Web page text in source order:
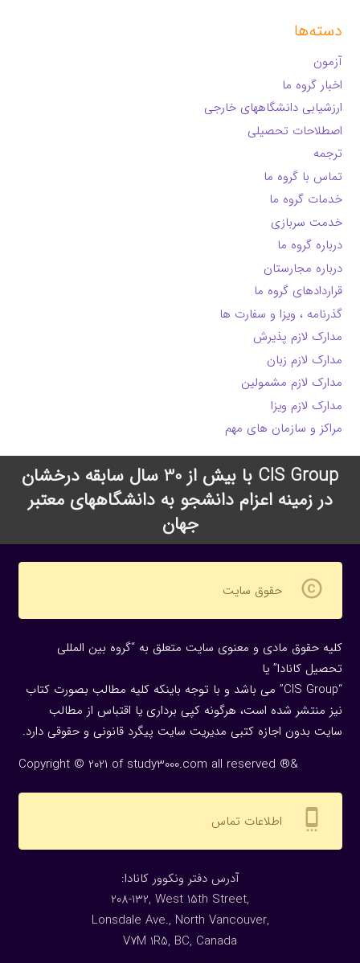
دسته‌ها
آزمون
اخبار گروه ما
ارزشیابی دانشگاههای خارجی
اصطلاحات تحصیلی
ترجمه
تماس با گروه ما
خدمات گروه ما
خدمت سربازی
درباره گروه ما
درباره مجارستان
قراردادهای گروه ما
گذرنامه ، ویزا و سفارت ها
مدارک لازم پذیرش
مدارک لازم زبان
مدارک لازم مشمولین
مدارک لازم ویزا
مراکز و سازمان های مهم
CIS Group با بیش از 30 سال سابقه درخشان
در زمینه اعزام دانشجو به دانشگاههای معتبر
جهان
copyright حقوق سایت
کلیه حقوق مادی و معنوی سایت متعلق به “گروه بین المللی
تحصیل کانادا” یا
“CIS Group” می باشد و با توجه باینکه کلیه مطالب بصورت کتاب
نیز منتشر شده است، هرگونه كپی برداری یا اقتباس از مطالب
سایت بدون اجازه كتبی مدیریت سایت پیگرد قانونی و حقوقی دارد.
Copyright © 2021 of study3000.com all reserved ®&
settings_cell اطلاعات تماس
:آدرس دفتر ونکوور کانادا
208-132, West 15th Street,
Lonsdale Ave., North Vancouver,
V7M 1R5, BC, Canada